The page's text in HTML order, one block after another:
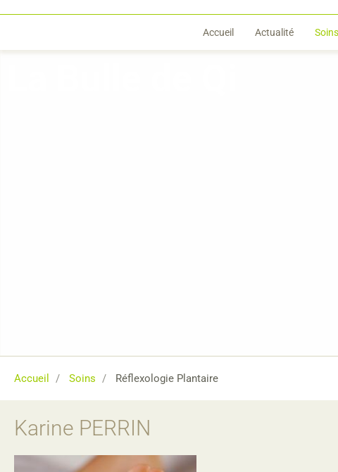
Accueil Actualité Soins
Accueil Soins Réflexologie Plantaire
Karine PERRIN